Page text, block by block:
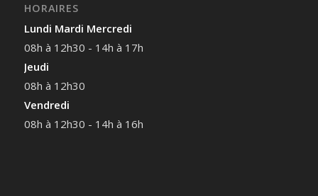
HORAIRES
Lundi Mardi Mercredi
08h à 12h30 - 14h à 17h
Jeudi
08h à 12h30
Vendredi
08h à 12h30 - 14h à 16h